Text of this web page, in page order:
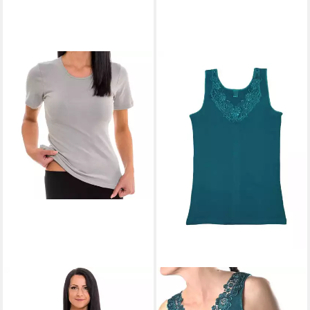
Unterziehshirt
kurzarm Shirt kurzarm Shirt,
TOKER COLLECTION®
Achselhemd Damen